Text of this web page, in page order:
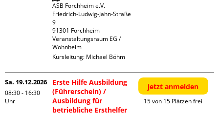
ASB Forchheim e.V.
Friedrich-Ludwig-Jahn-Straße
9
91301 Forchheim
Veranstaltungsraum EG /
Wohnheim
Kursleitung: Michael Böhm
Sa. 19.12.2026
08:30 - 16:30
Uhr
Erste Hilfe Ausbildung
(Führerschein) /
Ausbildung für
betriebliche Ersthelfer
jetzt anmelden
15 von 15 Plätzen frei